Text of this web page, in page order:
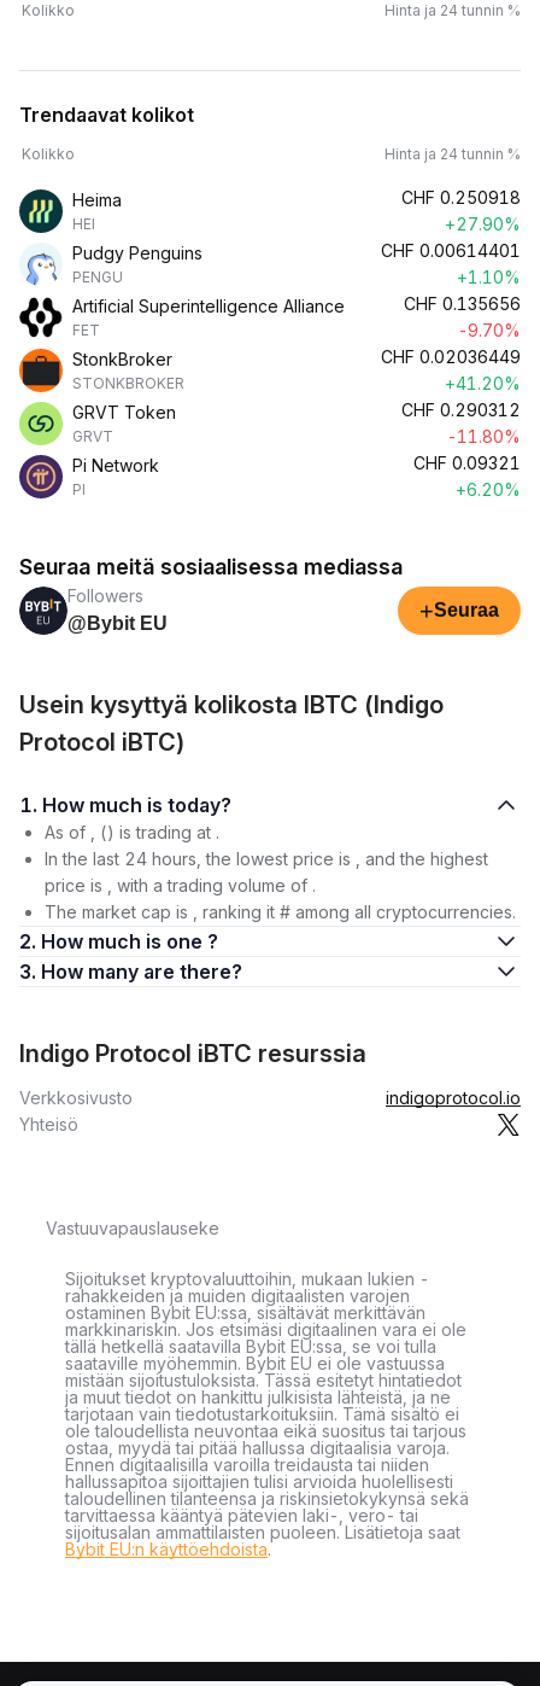
Kolikko Hinta ja 24 tunnin %
Trendaavat kolikot
Kolikko Hinta ja 24 tunnin %
Heima
HEI
CHF 0.250918
+27.90%
Pudgy Penguins
PENGU
CHF 0.00614401
+1.10%
Artificial Superintelligence Alliance
FET
CHF 0.135656
-9.70%
StonkBroker
STONKBROKER
CHF 0.02036449
+41.20%
GRVT Token
GRVT
CHF 0.290312
-11.80%
Pi Network
PI
CHF 0.09321
+6.20%
Seuraa meitä sosiaalisessa mediassa
Followers
@Bybit EU
+Seuraa
Usein kysyttyä kolikosta IBTC (Indigo
Protocol iBTC)
1. How much is today?
As of , () is trading at .
In the last 24 hours, the lowest price is , and the highest
price is , with a trading volume of .
The market cap is , ranking it # among all cryptocurrencies.
2. How much is one ?
3. How many are there?
Indigo Protocol iBTC resurssia
Verkkosivusto
indigoprotocol.io
Yhteisö
Vastuuvapauslauseke
Sijoitukset kryptovaluuttoihin, mukaan lukien -
rahakkeiden ja muiden digitaalisten varojen
ostaminen Bybit EU:ssa, sisältävät merkittävän
markkinariskin. Jos etsimäsi digitaalinen vara ei ole
tällä hetkellä saatavilla Bybit EU:ssa, se voi tulla
saataville myöhemmin. Bybit EU ei ole vastuussa
mistään sijoitustuloksista. Tässä esitetyt hintatiedot
ja muut tiedot on hankittu julkisista lähteistä, ja ne
tarjotaan vain tiedotustarkoituksiin. Tämä sisältö ei
ole taloudellista neuvontaa eikä suositus tai tarjous
ostaa, myydä tai pitää hallussa digitaalisia varoja.
Ennen digitaalisilla varoilla treidausta tai niiden
hallussapitoa sijoittajien tulisi arvioida huolellisesti
taloudellinen tilanteensa ja riskinsietokykynsä sekä
tarvittaessa kääntyä pätevien laki-, vero- tai
sijoitusalan ammattilaisten puoleen. Lisätietoja saat
Bybit EU:n käyttöehdoista.